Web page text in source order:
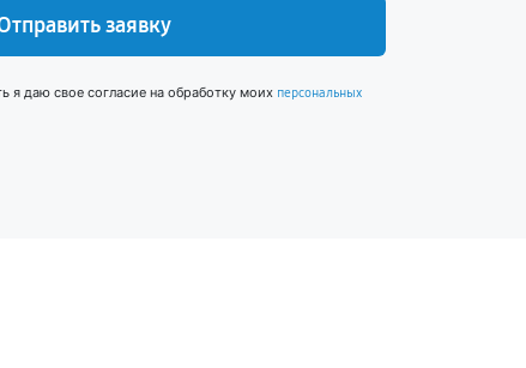
заявку
я даю свое согласие на обработку моих персональных